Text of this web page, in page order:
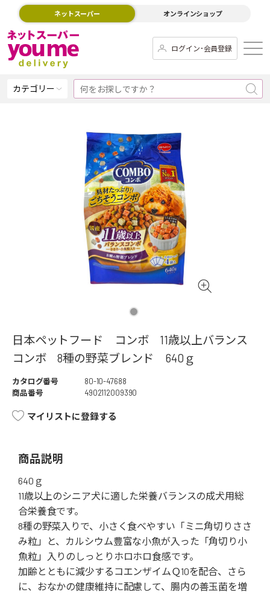
ネットスーパー オンラインショップ
ログイン･会員登録
カテゴリー
日本ペットフード コンボ 11歳以上バランス
コンボ 8種の野菜ブレンド 640ｇ
カタログ番号
80-10-47688
商品番号
4902112009390
マイリストに登録する
商品説明
640ｇ
11歳以上のシニア犬に適した栄養バランスの成犬用総
合栄養食です。
8種の野菜入りで、小さく食べやすい「ミニ角切りささ
み粒」と、カルシウム豊富な小魚が入った「角切り小
魚粒」入りのしっとりホロホロ食感です。
加齢とともに減少するコエンザイムＱ10を配合、さら
に、おなかの健康維持に配慮して、腸内の善玉菌を増